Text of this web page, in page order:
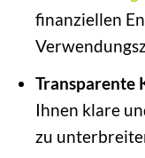
finanziellen
Transparente
Ihnen klare
zu